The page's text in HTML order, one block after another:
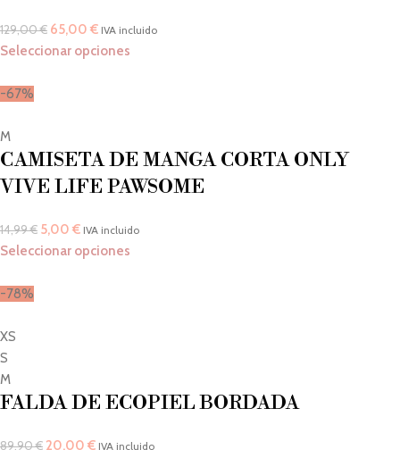
129,00€ 65,00 € IVA incluido
Seleccionar opciones
-67%
M
CAMISETA DE MANGA CORTA ONLY
VIVE LIFE PAWSOME
14,99€ 5,00 € IVA incluido
Seleccionar opciones
-78%
XS
S
M
FALDA DE ECOPIEL BORDADA
89,90€ 20,00 € IVA incluido